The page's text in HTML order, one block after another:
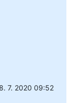
7. 2020 09:52